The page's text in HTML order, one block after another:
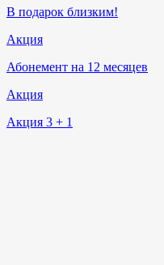
В подарок близким!
Акция
Абонемент на 12 месяцев
Акция
Акция 3 + 1